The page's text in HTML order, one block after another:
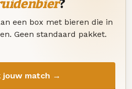
?
een box met bieren die in
Geen standaard pakket.
jouw match →